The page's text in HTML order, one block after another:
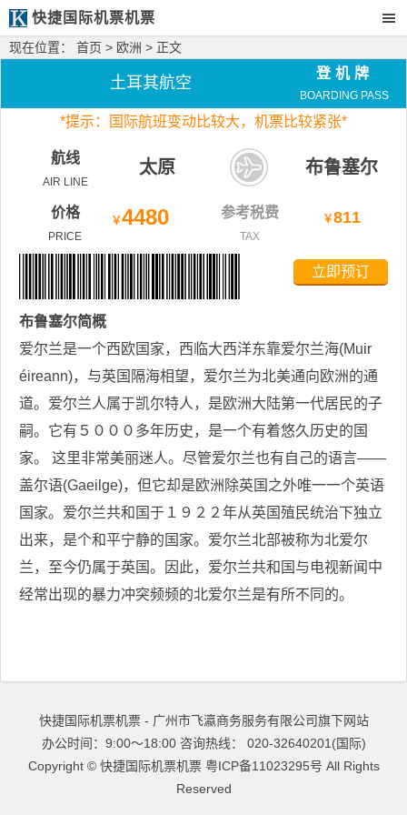
快捷国际机票机票
现在位置： 首页 > 欧洲 > 正文
土耳其航空
登机牌
BOARDING PASS
*提示：国际航班变动比较大， 机票比较紧张*
航线
AIR LINE
太原 布鲁塞尔
价格
PRICE
￥4480 参考税费
TAX
￥811
立即预订
布鲁塞尔简概
爱尔兰是一个西欧国家，西临大西洋东靠爱尔兰海(Muir
éireann)，与英国隔海相望，爱尔兰为北美通向欧洲的通
道。爱尔兰人属于凯尔特人，是欧洲大陆第一代居民的子
嗣。它有５０００多年历史，是一个有着悠久历史的国
家。 这里非常美丽迷人。尽管爱尔兰也有自己的语言——
盖尔语(Gaeilge)，但它却是欧洲除英国之外唯一一个英语
国家。爱尔兰共和国于１９２２年从英国殖民统治下独立
出来，是个和平宁静的国家。爱尔兰北部被称为北爱尔
兰，至今仍属于英国。因此，爱尔兰共和国与电视新闻中
经常出现的暴力冲突频频的北爱尔兰是有所不同的。
快捷国际机票机票 - 广州市飞瀛商务服务有限公司旗下网站
办公时间：9:00～18:00 咨询热线： 020-32640201(国际)
Copyright © 快捷国际机票机票 粤ICP备11023295号 All Rights
Reserved